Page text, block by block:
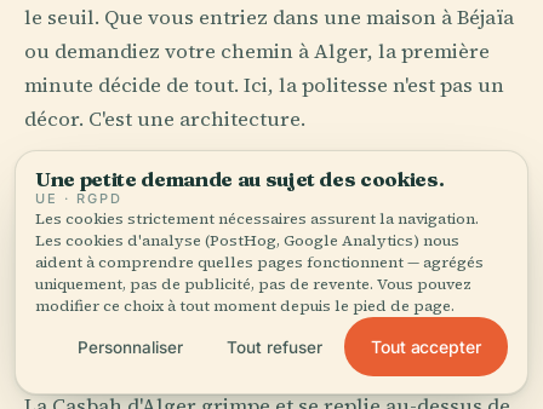
le seuil. Que vous entriez dans une maison à Béjaïa
ou demandiez votre chemin à Alger, la première
minute décide de tout. Ici, la politesse n'est pas un
décor. C'est une architecture.
Murs blancs, pierres
romaines, géométrie du
désert
L'Algérie construit comme une civilisation qui
aurait trop de mémoires pour en choisir une seule.
Une petite demande au sujet des cookies.
UE · RGPD
Les cookies strictement nécessaires assurent la navigation.
Les cookies d'analyse (PostHog, Google Analytics) nous
aident à comprendre quelles pages fonctionnent — agrégés
uniquement, pas de publicité, pas de revente. Vous pouvez
modifier ce choix à tout moment depuis le pied de page.
Personnaliser Tout refuser Tout accepter